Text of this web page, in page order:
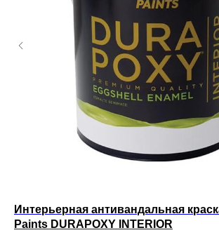
Интерьерная антивандальная
Paints DURAPOXY INTERIOR